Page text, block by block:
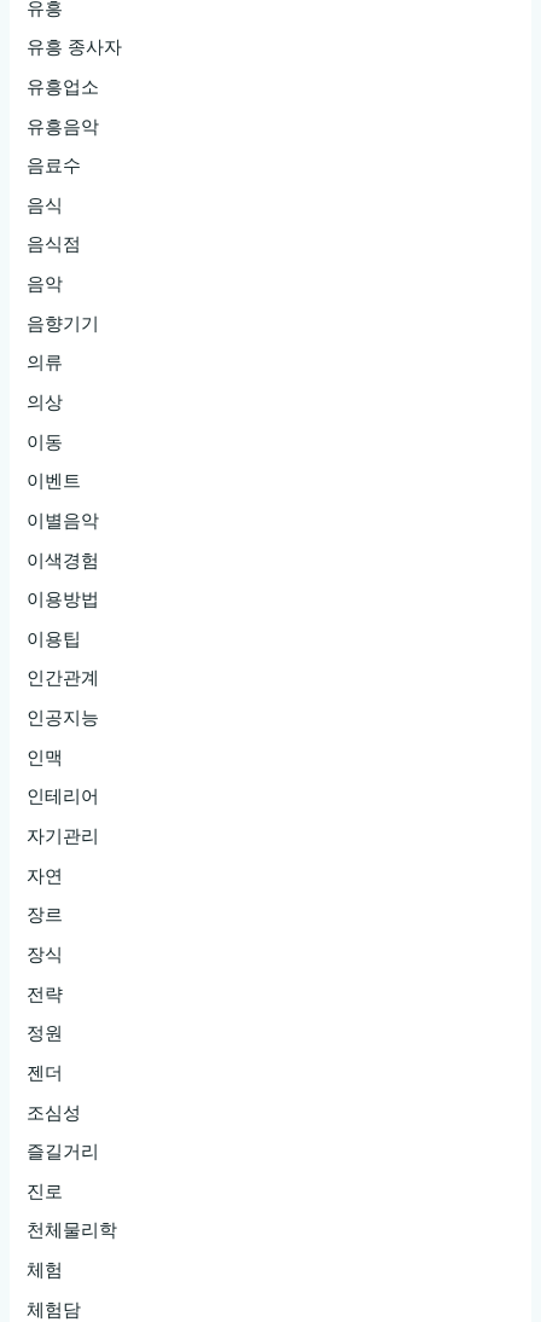
유흥
유흥 종사자
유흥업소
유흥음악
음료수
음식
음식점
음악
음향기기
의류
의상
이동
이벤트
이별음악
이색경험
이용방법
이용팁
인간관계
인공지능
인맥
인테리어
자기관리
자연
장르
장식
전략
정원
젠더
조심성
즐길거리
진로
천체물리학
체험
체험담